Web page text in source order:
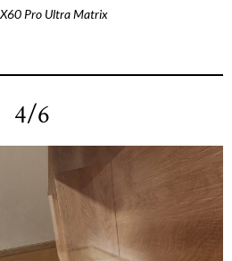
Pro Ultra Matrix
4/6